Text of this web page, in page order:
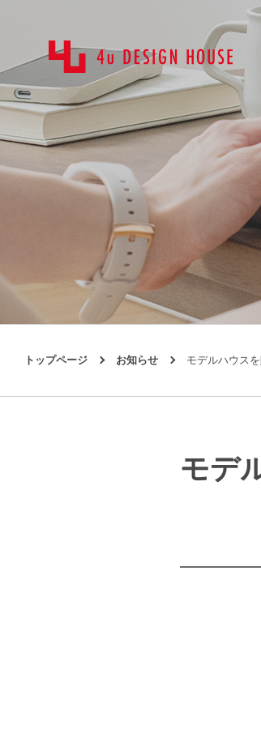
トップページ お知らせ モデルハウスを
モデ